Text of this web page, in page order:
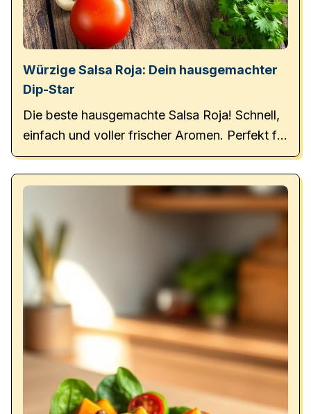
Würzige Salsa Roja: Dein hausgemachter
Dip-Star
Die beste hausgemachte Salsa Roja! Schnell,
einfach und voller frischer Aromen. Perfekt für
Tacos und Chips.